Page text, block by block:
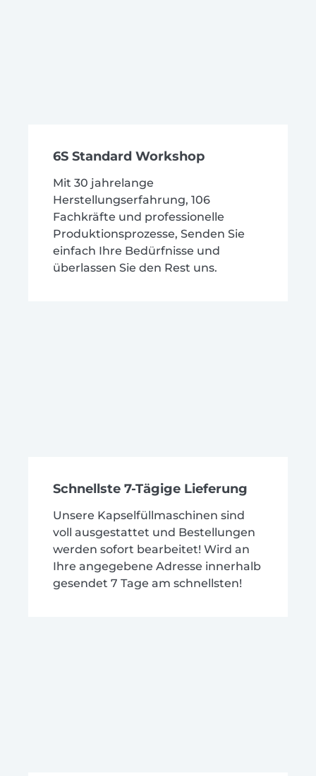
6S Standard Workshop
Mit 30 jahrelange
Herstellungserfahrung, 106
Fachkräfte und professionelle
Produktionsprozesse, Senden Sie
einfach Ihre Bedürfnisse und
überlassen Sie den Rest uns.
Schnellste 7-Tägige Lieferung
Unsere Kapselfüllmaschinen sind
voll ausgestattet und Bestellungen
werden sofort bearbeitet! Wird an
Ihre angegebene Adresse innerhalb
gesendet 7 Tage am schnellsten!